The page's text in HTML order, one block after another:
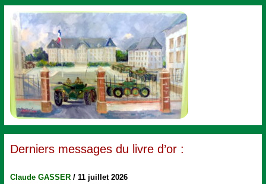
Derniers messages du livre d’or :
Claude GASSER /11 juillet 2026